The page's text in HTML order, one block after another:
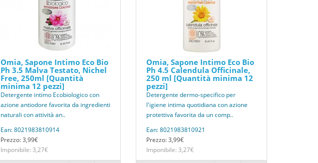
Omia, Sapone Intimo Eco Bio
Ph 3.5 Malva Testato, Nichel
Free, 250ml [Quantità
minima 12 pezzi]
Detergente intimo Ecobiologico con
azione antiodore favorita da ingredienti
naturali con attività an..
Ean: 8021983810914
Prezzo: 3,99€
Imponibile: 3,27€
Omia, Sapone Intimo Eco Bio
Ph 4.5 Calendula Officinale,
250 ml [Quantità minima 12
pezzi]
Detergente dermo-specifico per
l'igiene intima quotidiana con azione
protettiva favorita da un comp..
Ean: 8021983810921
Prezzo: 3,99€
Imponibile: 3,27€